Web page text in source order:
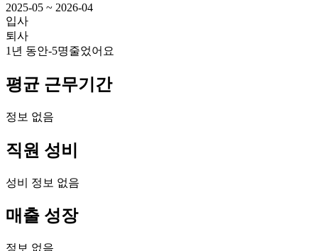
2025-05 ~ 2026-04
입사
퇴사
1년 동안-5명줄었어요
평균 근무기간
정보 없음
직원 성비
성비 정보 없음
매출 성장
정보 없음